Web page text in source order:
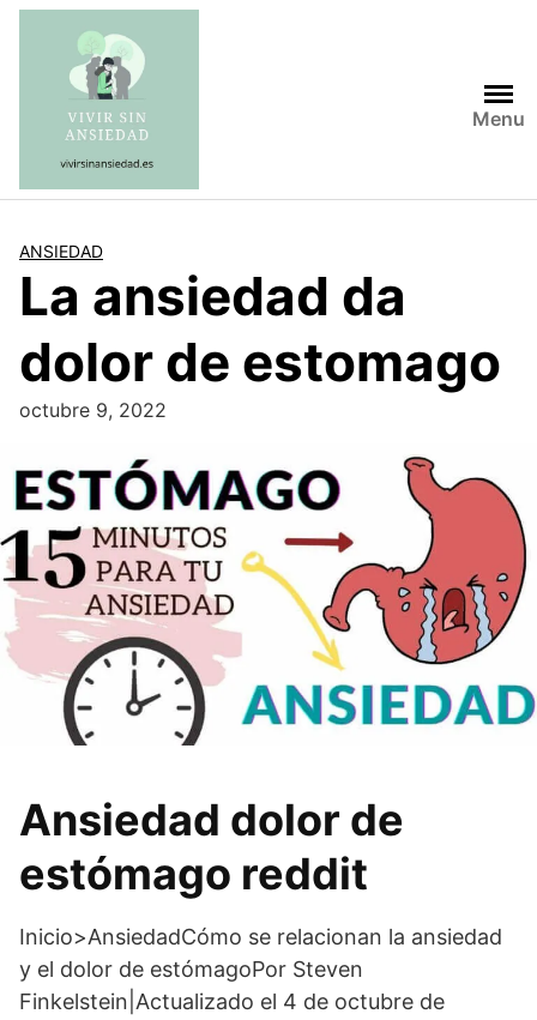
Saltar
contenido
Menu
ANSIEDAD
La ansiedad da
dolor de estomago
octubre 9, 2022
Ansiedad dolor de
estómago reddit
Inicio>AnsiedadCómo se relacionan la ansiedad
y el dolor de estómagoPor Steven
Finkelstein|Actualizado el 4 de octubre de